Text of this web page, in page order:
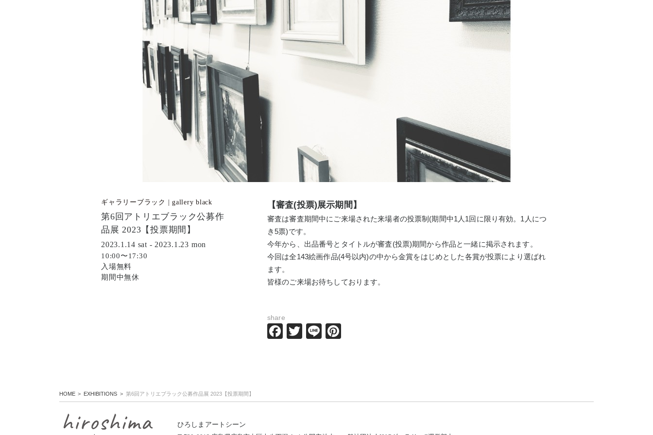
ギャラリーブラック | gallery black
第6回アトリエブラック公募作
品展 2023【投票期間】
2023.1.14 sat - 2023.1.23 mon
10:00〜17:30
入場無料
期間中無休
【審査(投票)展示期間】
審査は審査期間中にご来場された来場者の投票制(期間中1人1回に限り有効。1人につ
き5票)です。
今年から、出品番号とタイトルが審査(投票)期間から作品と一緒に掲示されます。
今回は全143絵画作品(4号以内)の中から金賞をはじめとした各賞が投票により選ばれ
ます。
皆様のご来場お待ちしております。
share
Facebook
Twitter
Line
HOME EXHIBITIONS 第6回アトリエブラック公募作品展 2023【投票期間】
ひろしまアートシーン